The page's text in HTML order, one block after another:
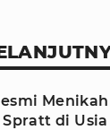
Menikah
di Usia